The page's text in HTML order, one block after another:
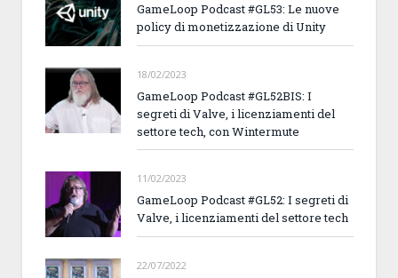
GameLoop Podcast #GL53: Le nuove
policy di monetizzazione di Unity
18/02/2023
GameLoop Podcast #GL52BIS: I
segreti di Valve, i licenziamenti del
settore tech, con Wintermute
11/02/2023
GameLoop Podcast #GL52: I segreti di
Valve, i licenziamenti del settore tech
22/07/2022